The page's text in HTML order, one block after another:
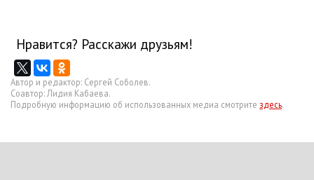
Нравится? Расскажи друзьям!
Автор и редактор: Сергей Соболев.
Соавтор: Лидия Кабаева.
Подробную информацию об использованных медиа смотритездесь.